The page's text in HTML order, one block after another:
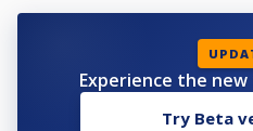
Experience the
Try Beta